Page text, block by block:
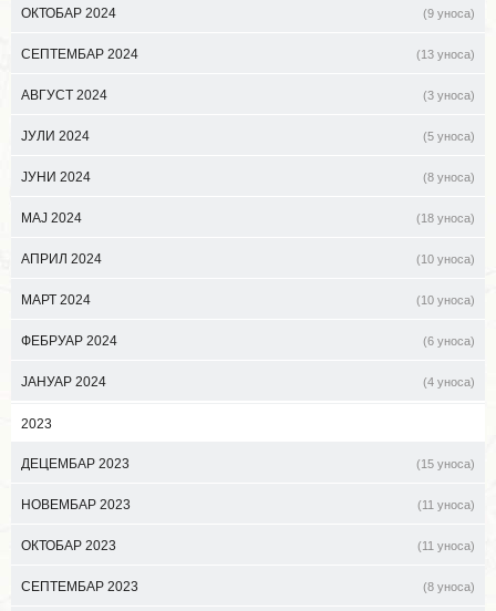
ОКТОБАР 2024 (9 уноса)
СЕПТЕМБАР 2024 (13 уноса)
АВГУСТ 2024 (3 уноса)
ЈУЛИ 2024 (5 уноса)
ЈУНИ 2024 (8 уноса)
МАЈ 2024 (18 уноса)
АПРИЛ 2024 (10 уноса)
МАРТ 2024 (10 уноса)
ФЕБРУАР 2024 (6 уноса)
ЈАНУАР 2024 (4 уноса)
2023
ДЕЦЕМБАР 2023 (15 уноса)
НОВЕМБАР 2023 (11 уноса)
ОКТОБАР 2023 (11 уноса)
СЕПТЕМБАР 2023 (8 уноса)